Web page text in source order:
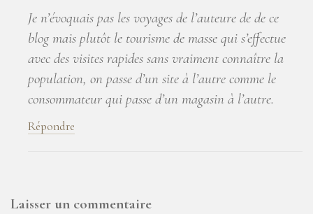
Je n’évoquais pas les voyages de l’auteure de de ce
blog mais plutôt le tourisme de masse qui s’effectue
avec des visites rapides sans vraiment connaître la
population, on passe d’un site à l’autre comme le
consommateur qui passe d’un magasin à l’autre.
Répondre
Laisser un commentaire